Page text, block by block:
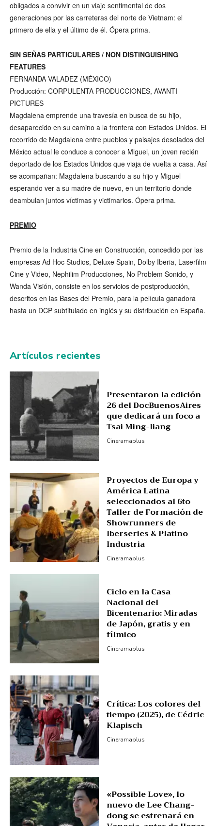
obligados a convivir en un viaje sentimental de dos
generaciones por las carreteras del norte de Vietnam: el
primero de ella y el último de él. Ópera prima.
SIN SEÑAS PARTICULARES / NON DISTINGUISHING
FEATURES
FERNANDA VALADEZ (MÉXICO)
Producción: CORPULENTA PRODUCCIONES, AVANTI
PICTURES
Magdalena emprende una travesía en busca de su hijo,
desaparecido en su camino a la frontera con Estados Unidos. El
recorrido de Magdalena entre pueblos y paisajes desolados del
México actual le conduce a conocer a Miguel, un joven recién
deportado de los Estados Unidos que viaja de vuelta a casa. Así
se acompañan: Magdalena buscando a su hijo y Miguel
esperando ver a su madre de nuevo, en un territorio donde
deambulan juntos víctimas y victimarios. Ópera prima.
PREMIO
Premio de la Industria Cine en Construcción, concedido por las
empresas Ad Hoc Studios, Deluxe Spain, Dolby Iberia, Laserfilm
Cine y Video, Nephilim Producciones, No Problem Sonido, y
Wanda Visión, consiste en los servicios de postproducción,
descritos en las Bases del Premio, para la película ganadora
hasta un DCP subtitulado en inglés y su distribución en España.
Artículos recientes
Presentaron la edición
26 del DocBuenosAires
que dedicará un foco a
Tsai Ming-liang
Cineramaplus
Proyectos de Europa y
América Latina
seleccionados al 6to
Taller de Formación de
Showrunners de
Iberseries & Platino
Industria
Cineramaplus
Ciclo en la Casa
Nacional del
Bicentenario: Miradas
de Japón, gratis y en
fílmico
Cineramaplus
Crítica: Los colores del
tiempo (2025), de Cédric
Klapisch
Cineramaplus
«Possible Love», lo
nuevo de Lee Chang-
dong se estrenará en